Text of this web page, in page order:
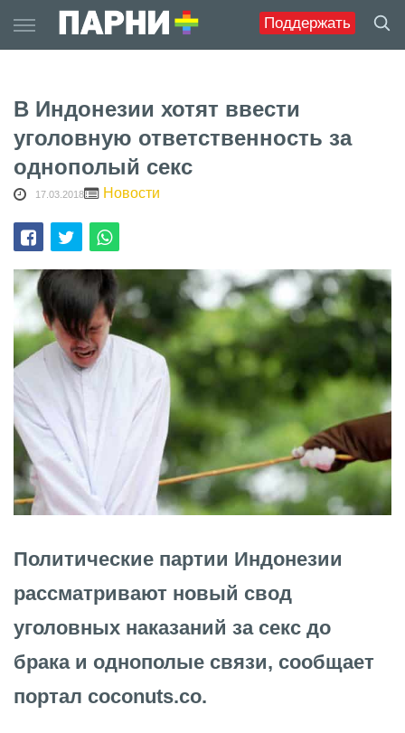
Поддержать
to
content
В Индонезии хотят ввести
уголовную ответственность за
однополый секс
17.03.2018 Новости
Политические партии Индонезии
рассматривают новый свод
уголовных наказаний за секс до
брака и однополые связи, сообщает
портал coconuts.co.